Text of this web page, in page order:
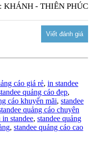
KHÁNH - THIÊN PHÚC
cáo giá rẻ, in standee
quảng cáo đẹp,
cáo khuyến mãi, standee
quảng cáo chuyên
standee, standee quảng
, standee quảng cáo cao